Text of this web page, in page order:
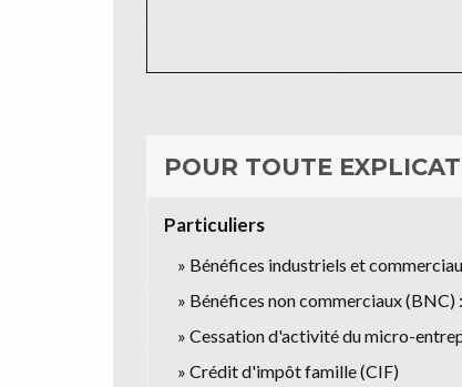
POUR TOUTE
Particuliers
Bénéfices industriels et
Bénéfices non commerciaux
Cessation d'activité du micro-
Crédit d'impôt famille (CIF)